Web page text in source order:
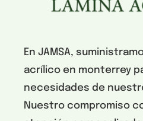
En JAMSA,
acrílico en monterrey
necesidades de
Nuestro compromiso